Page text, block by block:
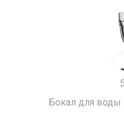
Бокал для воды